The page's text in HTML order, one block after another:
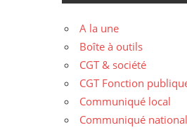
A la une
Boîte à outils
CGT & société
CGT Fonction
Communiqué local
Communiqué national